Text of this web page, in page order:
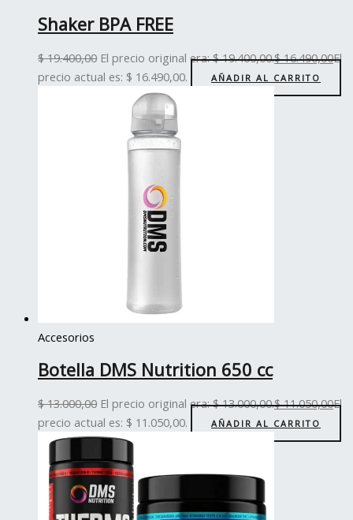
Shaker BPA FREE
$19.400,00 El precio original era: $ 19.400,00.$16.490,00El
precio actual es: $ 16.490,00.
AÑADIR AL CARRITO
Accesorios
Botella DMS Nutrition 650 cc
$13.000,00 El precio original era: $ 13.000,00.$11.050,00El
precio actual es: $ 11.050,00.
AÑADIR AL CARRITO